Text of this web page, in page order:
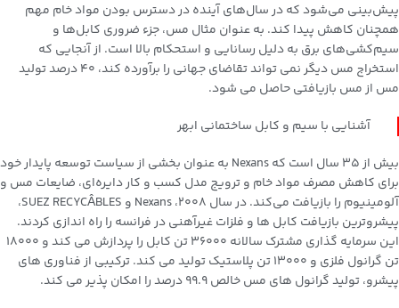
پیش‌بینی می‌شود که در سال‌های آینده در دسترس بودن مواد خام مهم
همچنان کاهش پیدا کند. به عنوان مثال مس، جزء ضروری کابل‌ها و
سیم‌کشی‌های برق به دلیل رسانایی و استحکام بالا است. از آنجایی که
استخراج مس دیگر نمی تواند تقاضای جهانی را برآورده کند، 40 درصد تولید
مس از مس بازیافتی حاصل می شود.
آشنایی با سیم و کابل ساختمانی ابهر
بیش از 35 سال است که Nexans به عنوان بخشی از سیاست توسعه پایدار خود
برای کاهش مصرف مواد خام و ترویج مدل کسب و کار دایره‌ای، ضایعات مس و
آلومینیوم را بازیافت می‌کند. در سال 2008، Nexans و SUEZ RECYCÂBLES،
پیشروترین بازیافت کابل ها و فلزات غیرآهنی در فرانسه را راه اندازی کردند.
این سرمایه گذاری مشترک سالانه 36000 تن کابل را پردازش می کند و 18000
تن گرانول فلزی و 13000 تن پلاستیک تولید می کند. ترکیبی از فناوری های
پیشرو، تولید گرانول های مس خالص 99.9 درصد را امکان پذیر می کند.